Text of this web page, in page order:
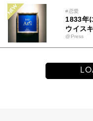
#恋愛
1833年
ウイス
店が
ャパン
@Press